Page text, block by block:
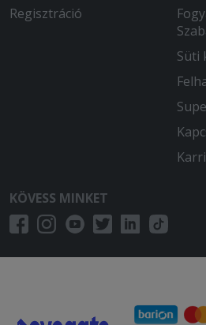
Regisztráció
Süti
KÖVESS MINKET